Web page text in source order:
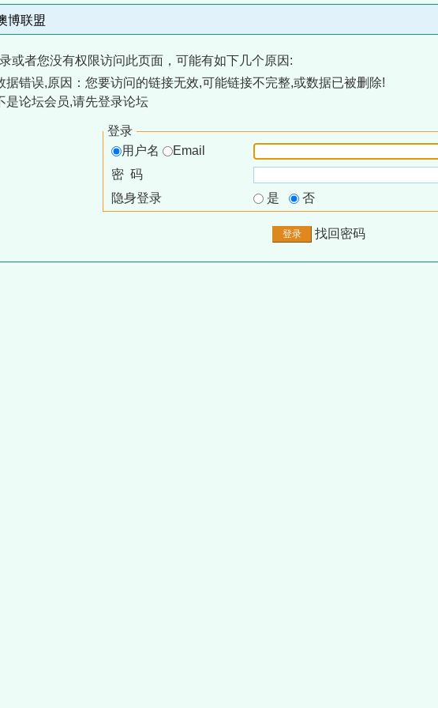
博联盟
或者您没有权限访问此页面，可能有如下几个原因:
据错误,原因：您要访问的链接无效,可能链接不完整,或数据已被删除!
是论坛会员,请先登录论坛
登录
用户名
Email
密 码
隐身登录
是 否
找回密码